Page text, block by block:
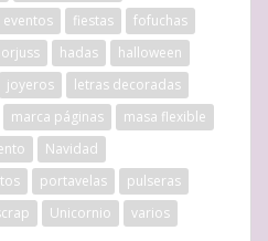
eventos fiestas
fofuchas
hadas
halloween
joyeros
letras decoradas
marca páginas
masa flexible
Navidad
portavelas
pulseras
Unicornio
varios